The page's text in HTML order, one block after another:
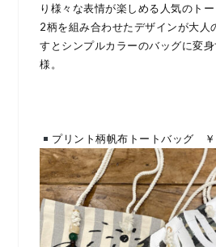
り様々な表情が楽しめる人気のトー
2柄を組み合わせたデザインが大人
すとシンプルカラーのバッグに変
様。
プリント柄帆布トートバッグ